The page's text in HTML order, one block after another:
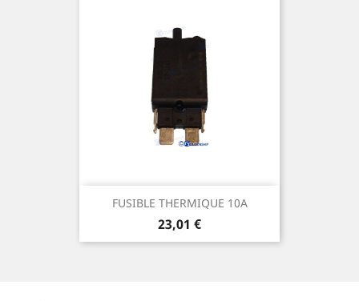
FUSIBLE THERMIQUE 10A
Prix
23,01 €